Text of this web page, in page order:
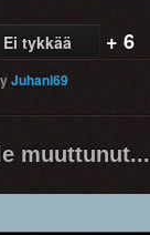
Ei tykkää + 6
Juhani69
muuttunut...